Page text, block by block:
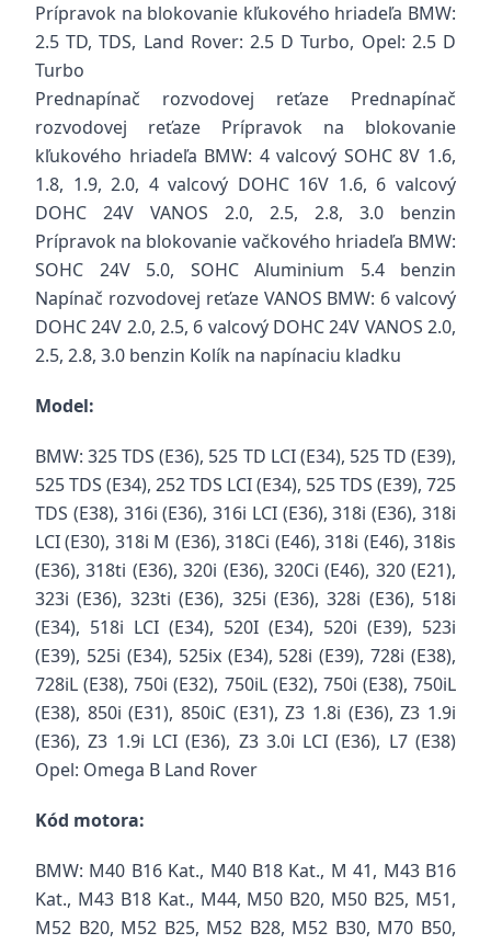
Prípravok na blokovanie kľukového hriadeľa BMW:
2.5 TD, TDS, Land Rover: 2.5 D Turbo, Opel: 2.5 D
Turbo
Prednapínač rozvodovej reťaze Prednapínač
rozvodovej reťaze Prípravok na blokovanie
kľukového hriadeľa BMW: 4 valcový SOHC 8V 1.6,
1.8, 1.9, 2.0, 4 valcový DOHC 16V 1.6, 6 valcový
DOHC 24V VANOS 2.0, 2.5, 2.8, 3.0 benzin
Prípravok na blokovanie vačkového hriadeľa BMW:
SOHC 24V 5.0, SOHC Aluminium 5.4 benzin
Napínač rozvodovej reťaze VANOS BMW: 6 valcový
DOHC 24V 2.0, 2.5, 6 valcový DOHC 24V VANOS 2.0,
2.5, 2.8, 3.0 benzin Kolík na napínaciu kladku
Model:
BMW: 325 TDS (E36), 525 TD LCI (E34), 525 TD (E39),
525 TDS (E34), 252 TDS LCI (E34), 525 TDS (E39), 725
TDS (E38), 316i (E36), 316i LCI (E36), 318i (E36), 318i
LCI (E30), 318i M (E36), 318Ci (E46), 318i (E46), 318is
(E36), 318ti (E36), 320i (E36), 320Ci (E46), 320 (E21),
323i (E36), 323ti (E36), 325i (E36), 328i (E36), 518i
(E34), 518i LCI (E34), 520I (E34), 520i (E39), 523i
(E39), 525i (E34), 525ix (E34), 528i (E39), 728i (E38),
728iL (E38), 750i (E32), 750iL (E32), 750i (E38), 750iL
(E38), 850i (E31), 850iC (E31), Z3 1.8i (E36), Z3 1.9i
(E36), Z3 1.9i LCI (E36), Z3 3.0i LCI (E36), L7 (E38)
Opel: Omega B Land Rover
Kód motora:
BMW: M40 B16 Kat., M40 B18 Kat., M 41, M43 B16
Kat., M43 B18 Kat., M44, M50 B20, M50 B25, M51,
M52 B20, M52 B25, M52 B28, M52 B30, M70 B50,